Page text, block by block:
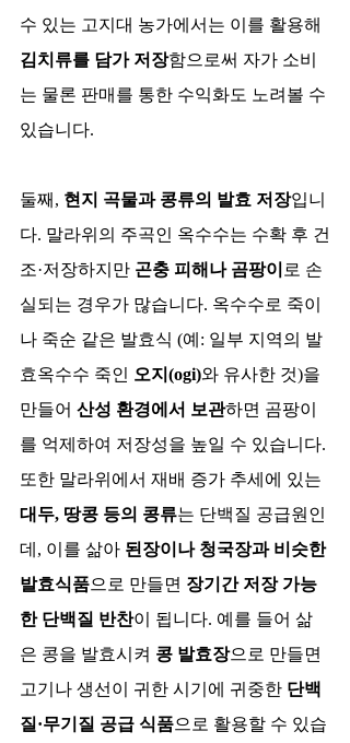
수 있는 고지대 농가에서는 이를 활용해
김치류를 담가 저장함으로써 자가 소비
는 물론 판매를 통한 수익화도 노려볼 수
있습니다.
둘째, 현지 곡물과 콩류의 발효 저장입니
다. 말라위의 주곡인 옥수수는 수확 후 건
조·저장하지만 곤충 피해나 곰팡이 로 손
실되는 경우가 많습니다. 옥수수로 죽이
나 죽순 같은 발효식 (예: 일부 지역의 발
효옥수수 죽인 오지(ogi)와 유사한 것)을
만들어 산성 환경에서 보관하면 곰팡이
를 억제하여 저장성을 높일 수 있습니다.
또한 말라위에서 재배 증가 추세에 있는
대두, 땅콩 등의 콩류는 단백질 공급원인
데, 이를 삶아 된장이나 청국장과 비슷한
발효식품으로 만들면 장기간 저장 가능
한 단백질 반찬이 됩니다. 예를 들어 삶
은 콩을 발효시켜 콩 발효장으로 만들면
고기나 생선이 귀한 시기에 귀중한 단백
질·무기질 공급 식품으로 활용할 수 있습